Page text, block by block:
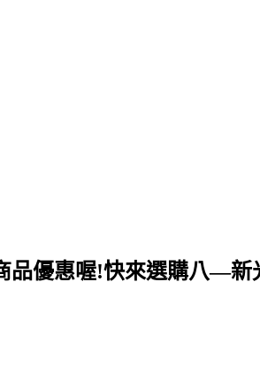
品優惠喔!快來選購八—新